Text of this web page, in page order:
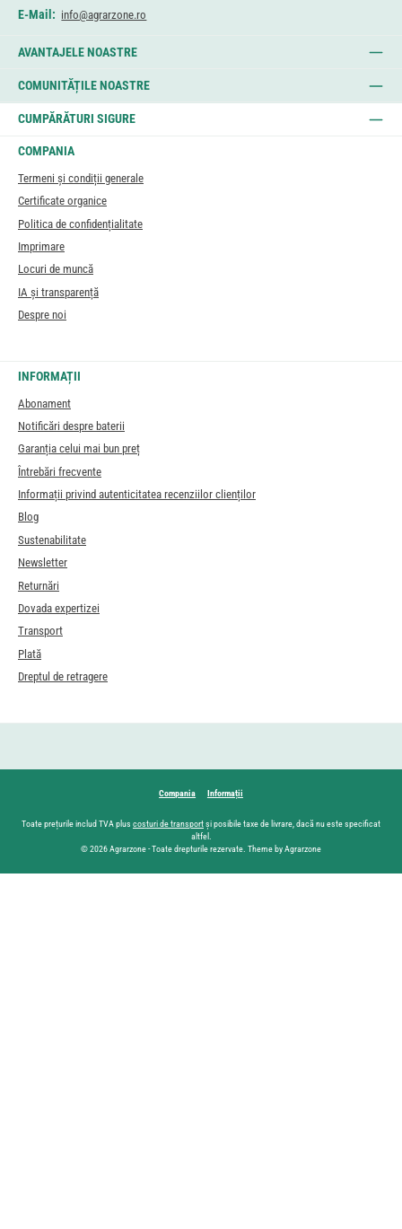
E-Mail: info@agrarzone.ro
AVANTAJELE NOASTRE
COMUNITĂȚILE NOASTRE
CUMPĂRĂTURI SIGURE
COMPANIA
Termeni și condiții generale
Certificate organice
Politica de confidențialitate
Imprimare
Locuri de muncă
IA și transparență
Despre noi
INFORMAȚII
Abonament
Notificări despre baterii
Garanția celui mai bun preț
Întrebări frecvente
Informații privind autenticitatea recenziilor clienților
Blog
Sustenabilitate
Newsletter
Returnări
Dovada expertizei
Transport
Plată
Dreptul de retragere
Compania Informații
Toate prețurile includ TVA plus costuri de transportși posibile taxe de livrare, dacă nu este specificat
altfel.
© 2026 Agrarzone - Toate drepturile rezervate. Theme by Agrarzone